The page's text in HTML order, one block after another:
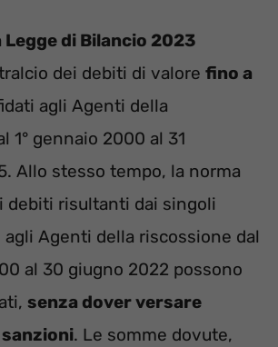
Legge di Bilancio 2023
dei debiti di valore fino a
agli Agenti della
1° gennaio 2000 al 31
Allo stesso tempo, la norma
debiti risultanti dai singoli
Agenti della riscossione dal
al 30 giugno 2022 possono
senza dover versare
. Le somme dovute,